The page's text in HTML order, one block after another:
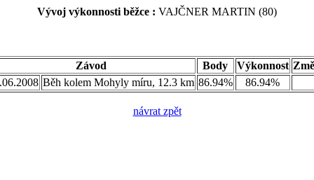
Vývoj výkonnosti běžce : VAJČNER MARTIN (80)
Závod Body Výkonnost
Běh kolem Mohyly míru, 12.3 km 86.94% 86.94%
návrat zpět